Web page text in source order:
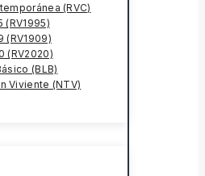
(RVC)
(RV1995)
(RV1909)
(RV2020)
(BLB)
Viviente (NTV)